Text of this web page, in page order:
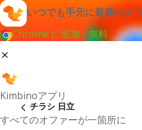
いつでも手元に最新のチ
Chrome に追加 - 無料
Kimbinoアプリ
すべてのオファーが一箇所に
チラシ 日立